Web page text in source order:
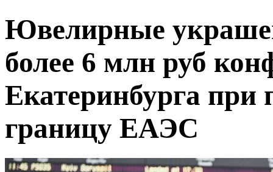
Ювелирные
более 6 млн руб
Екатеринбурга при
границу ЕАЭС